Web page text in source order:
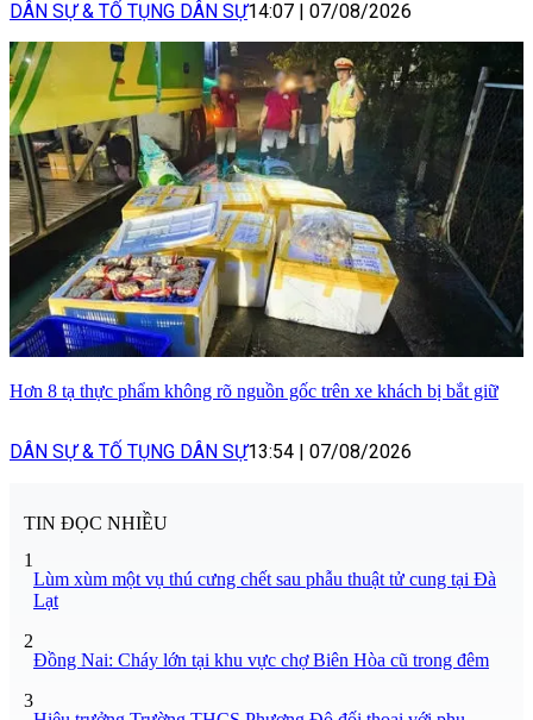
DÂN SỰ & TỐ TỤNG DÂN SỰ14:07 07/08/2026
Hơn 8 tạ thực phẩm không rõ nguồn gốc trên xe khách bị bắt giữ
DÂN SỰ & TỐ TỤNG DÂN SỰ13:54 | 07/08/2026
TIN ĐỌC NHIỀU
1
Lùm xùm một vụ thú cưng chết sau phẫu thuật tử cung tại Đà
Lạt
2
Đồng Nai: Cháy lớn tại khu vực chợ Biên Hòa cũ trong đêm
3